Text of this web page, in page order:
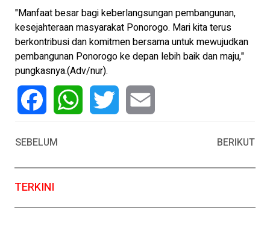
"Manfaat besar bagi keberlangsungan pembangunan,
kesejahteraan masyarakat Ponorogo. Mari kita terus
berkontribusi dan komitmen bersama untuk mewujudkan
pembangunan Ponorogo ke depan lebih baik dan maju,"
pungkasnya.(Adv/nur).
SEBELUM
BERIKUT
TERKINI